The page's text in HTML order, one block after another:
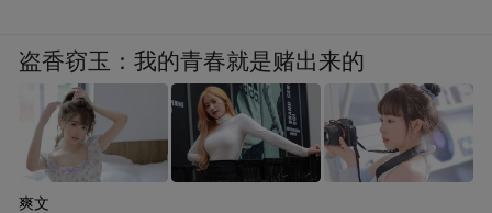
盗香窃玉：我的青春就是赌出来的
爽文